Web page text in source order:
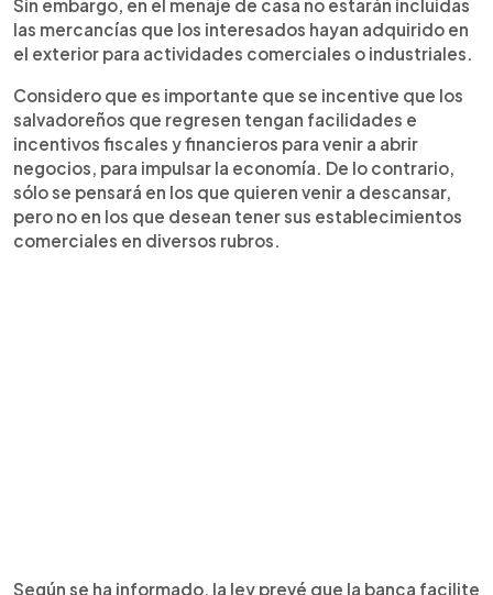
Sin embargo, en el menaje de casa no estarán incluidas
las mercancías que los interesados hayan adquirido en
el exterior para actividades comerciales o industriales.
Considero que es importante que se incentive que los
salvadoreños que regresen tengan facilidades e
incentivos fiscales y financieros para venir a abrir
negocios, para impulsar la economía. De lo contrario,
sólo se pensará en los que quieren venir a descansar,
pero no en los que desean tener sus establecimientos
comerciales en diversos rubros.
Según se ha informado, la ley prevé que la banca facilite